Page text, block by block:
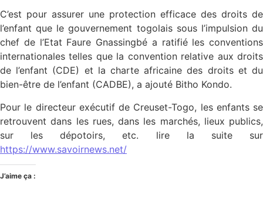
C’est pour assurer une protection efficace des droits de
l’enfant que le gouvernement togolais sous l’impulsion du
chef de l’Etat Faure Gnassingbé a ratifié les conventions
internationales telles que la convention relative aux droits
de l’enfant (CDE) et la charte africaine des droits et du
bien-être de l’enfant (CADBE), a ajouté Bitho Kondo.
Pour le directeur exécutif de Creuset-Togo, les enfants se
retrouvent dans les rues, dans les marchés, lieux publics,
sur les dépotoirs, etc. lire la suite sur
https://www.savoirnews.net/
J’aime ça :